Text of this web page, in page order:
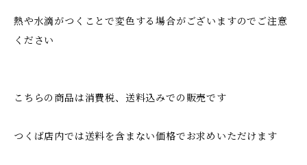
熱や水滴がつくことで変色する場合がございますのでご注意
ください
こちらの商品は消費税、送料込みでの販売です
つくば店内では送料を含まない価格でお求めいただけます